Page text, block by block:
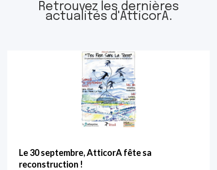
Retrouvez les dernières
actualités d'AtticorA.
Le 30 septembre, AtticorA fête sa
reconstruction !